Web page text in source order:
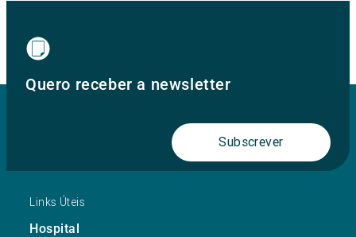
Quero receber a newsletter
Subscrever
Links Úteis
Hospital